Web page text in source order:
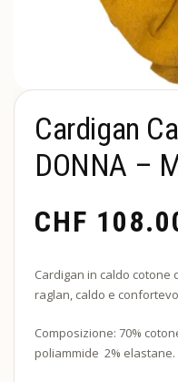
Cardigan
DONNA –
CHF
Cardigan in caldo cotone
raglan, caldo e
Composizione: 70%
poliammide 2% elastane.